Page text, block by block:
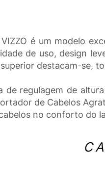
é um modelo
de uso, design
destacam-se,
de regulagem de
de Cabelos
no conforto do